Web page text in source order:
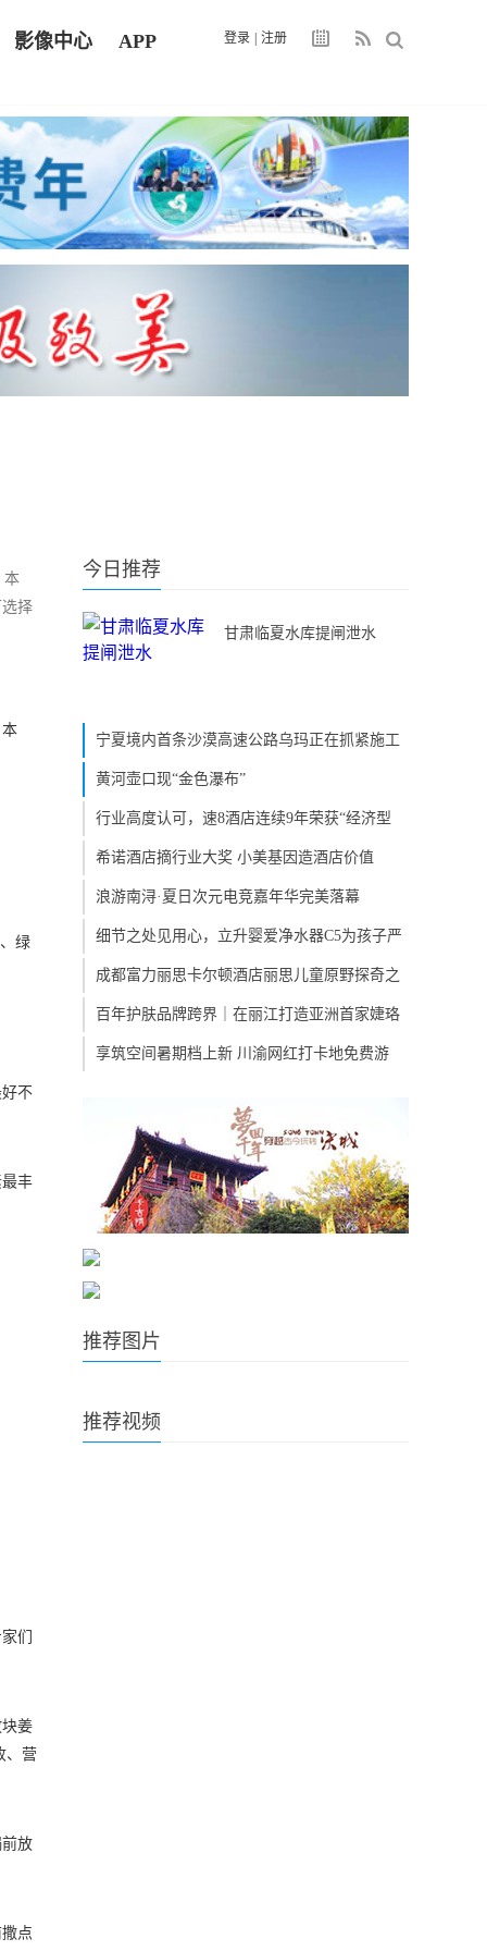
登录 注册
影像中心 APP
本
择
绿
不
丰
们
姜
、营
放
点
今日推荐
甘肃临夏水库提闸泄水
宁夏境内首条沙漠高速公路乌玛正在抓紧施工
黄河壶口现“金色瀑布”
行业高度认可，速8酒店连续9年荣获“经济型
希诺酒店摘行业大奖 小美基因造酒店价值
浪游南浔·夏日次元电竞嘉年华完美落幕
细节之处见用心，立升婴爱净水器C5为孩子严
成都富力丽思卡尔顿酒店丽思儿童原野探奇之
百年护肤品牌跨界｜在丽江打造亚洲首家婕珞
享筑空间暑期档上新 川渝网红打卡地免费游
推荐图片
推荐视频